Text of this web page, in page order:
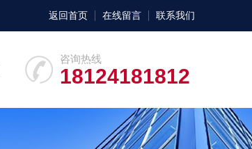
返回首页 在线留言 联系我们
咨询热线
18124181812